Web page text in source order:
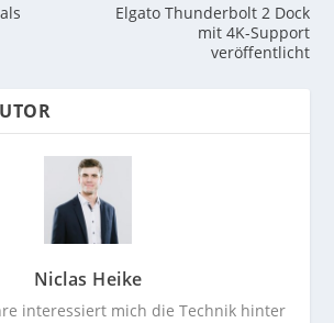
Elgato Thunderbolt 2 Dock
mit 4K-Support
veröffentlicht
Niclas Heike
interessiert mich die Technik hinter